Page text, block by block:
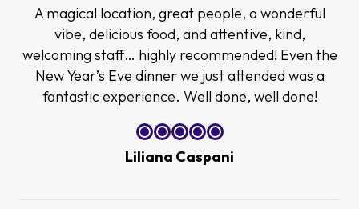
A magical location, great people, a wonderful
vibe, delicious food, and attentive, kind,
welcoming staff… highly recommended! Even the
New Year’s Eve dinner we just attended was a
fantastic experience. Well done, well done!
Liliana Caspani